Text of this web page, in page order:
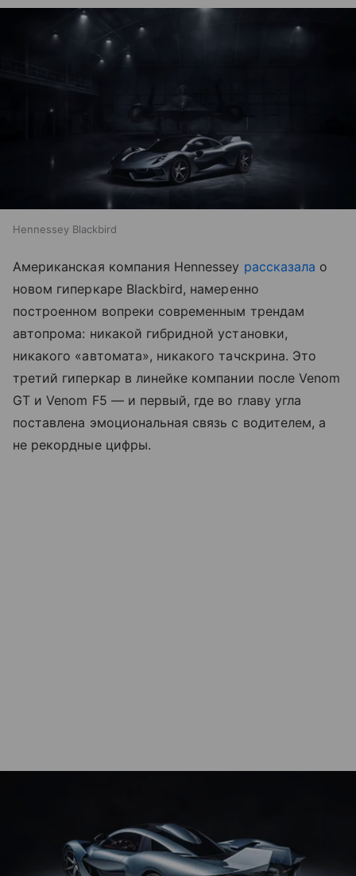
Hennessey Blackbird
Американская компания Hennessey рассказала о
новом гиперкаре Blackbird, намеренно
построенном вопреки современным трендам
автопрома: никакой гибридной установки,
никакого «автомата», никакого тачскрина. Это
третий гиперкар в линейке компании после Venom
GT и Venom F5 — и первый, где во главу угла
поставлена эмоциональная связь с водителем, а
не рекордные цифры.